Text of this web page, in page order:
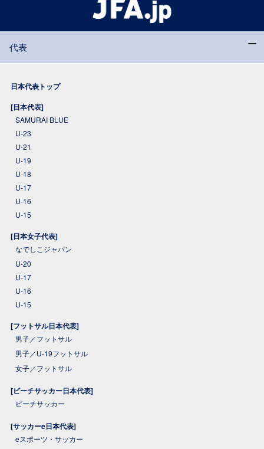
代表
日本代表トップ
[日本代表]
SAMURAI BLUE
U-23
U-21
U-19
U-18
U-17
U-16
U-15
[日本女子代表]
なでしこジャパン
U-20
U-17
U-16
U-15
[フットサル日本代表]
男子／フットサル
男子／U-19フットサル
女子／フットサル
[ビーチサッカー日本代表]
ビーチサッカー
[サッカーe日本代表]
eスポーツ・サッカー